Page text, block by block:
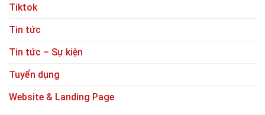
Tiktok
Tin tức
Tin tức – Sự kiện
Tuyển dụng
Website & Landing Page